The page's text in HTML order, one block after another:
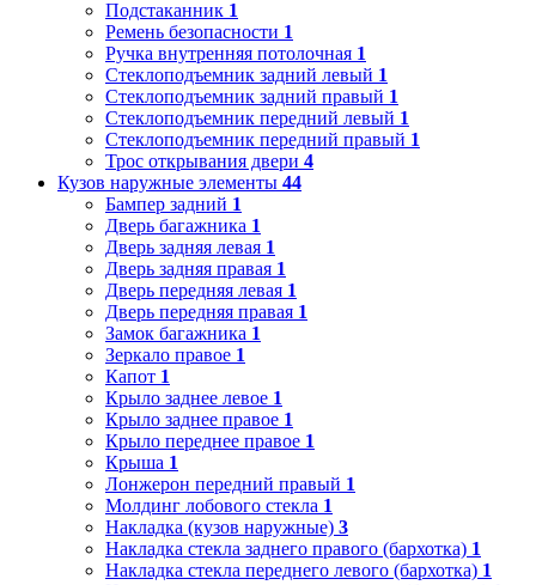
Подстаканник 1
Ремень безопасности 1
Ручка внутренняя потолочная 1
Стеклоподъемник задний левый 1
Стеклоподъемник задний правый 1
Стеклоподъемник передний левый 1
Стеклоподъемник передний правый 1
Трос открывания двери 4
Кузов наружные элементы 44
Бампер задний 1
Дверь багажника 1
Дверь задняя левая 1
Дверь задняя правая 1
Дверь передняя левая 1
Дверь передняя правая 1
Замок багажника 1
Зеркало правое 1
Капот 1
Крыло заднее левое 1
Крыло заднее правое 1
Крыло переднее правое 1
Крыша 1
Лонжерон передний правый 1
Молдинг лобового стекла 1
Накладка (кузов наружные) 3
Накладка стекла заднего правого (бархотка) 1
Накладка стекла переднего левого (бархотка) 1